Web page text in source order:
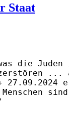
Staat
die
zerstören